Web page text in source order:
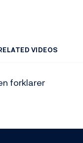
VIDEOS
forklarer